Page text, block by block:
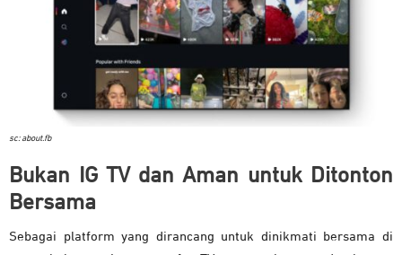
sc: about.fb
Bukan IG TV dan Aman untuk Ditonton
Bersama
Sebagai platform yang dirancang untuk dinikmati bersama di